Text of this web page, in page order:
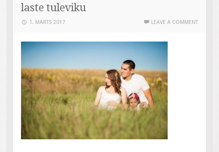
laste tuleviku
1. MÄRTS 2017 LEAVE A COMMENT